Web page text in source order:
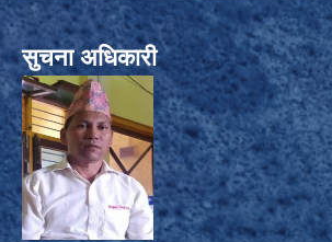
सुचना अधिकारी